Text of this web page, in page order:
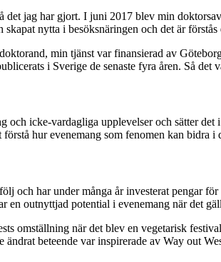
det jag har gjort. I juni 2017 blev min
skapat nytta i besöksnäringen och det är
min tjänst var finansierad av
i Sverige de senaste fyra åren. Så
och icke-vardagliga upplevelser och sätter
hur evenemang som fenomen kan bidra
och har under många år investerat pengar
en outnyttjad potential i evenemang när det
omställning när det blev en vegetarisk
ändrat beteende var inspirerade av Way out